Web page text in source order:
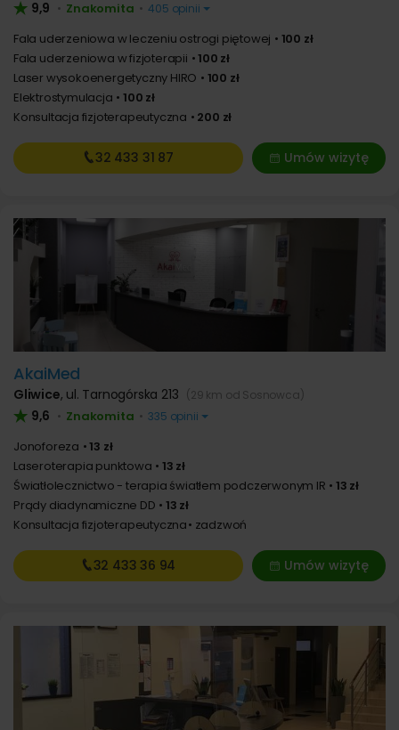
9,9 • Znakomita • 405 opinii
Fala uderzeniowa w leczeniu ostrogi piętowej
100 zł
Fala uderzeniowa w fizjoterapii
100 zł
Laser wysokoenergetyczny HIRO
100 zł
Elektrostymulacja
100 zł
Konsultacja fizjoterapeutyczna
200 zł
Umów wizytę
32 433 31 87
AkaiMed
Gliwice, ul. Tarnogórska 213 (29 km od Sosnowca)
9,6 • Znakomita • 335 opinii
Jonoforeza
13 zł
Laseroterapia punktowa
13 zł
Światłolecznictwo - terapia światłem podczerwonym IR
13 zł
Prądy diadynamiczne DD
13 zł
Konsultacja fizjoterapeutyczna zadzwoń
Umów wizytę
32 433 36 94